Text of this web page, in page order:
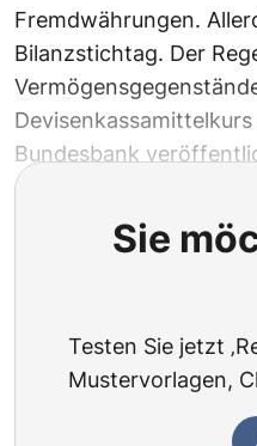
Fremdwährungen.
Bilanzstichtag. Der
Bundesbank
Sie
Testen Sie jetzt
Mustervorlagen,